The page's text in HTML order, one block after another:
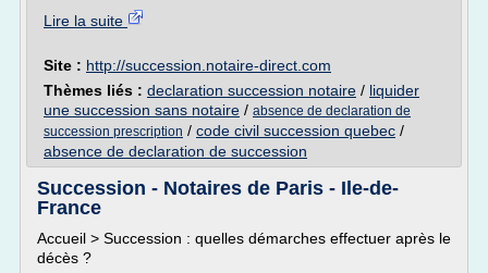
Lire la suite
Site : http://succession.notaire-direct.com
Thèmes liés : declaration succession notaire / liquider
une succession sans notaire / absence de declaration de
succession prescription / code civil succession quebec /
absence de declaration de succession
Succession - Notaires de Paris - Ile-de-
France
Accueil > Succession : quelles démarches effectuer après le
décès ?